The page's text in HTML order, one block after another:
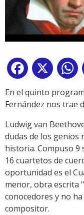
Facebook
X
En el quinto
Fernández nos trae
Ludwig van
dudas de los genios
historia. Compuso 9
16 cuartetos de
oportunidad es el
menor, obra escrita
conocedores y no
compositor.